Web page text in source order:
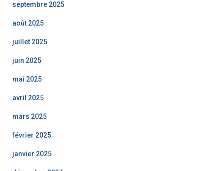
septembre 2025
août 2025
juillet 2025
juin 2025
mai 2025
avril 2025
mars 2025
février 2025
janvier 2025